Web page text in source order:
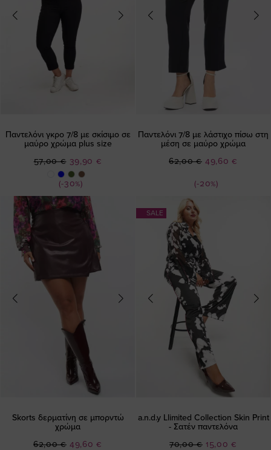
Παντελόνι γκρο 7/8 με σκίσιμο σε
μαύρο χρώμα plus size
(-30%)
Ειδική
Τιμή
39,90 €
57,00 €
Παντελόνι 7/8 με λάστιχο πίσω στη
μέση σε μαύρο χρώμα
(-20%)
Ειδική
49,60 €
62,00 €
Skorts δερματίνη σε μπορντώ
χρώμα
Ειδική
49,60 €
62,00 €
SALE
a.n.d.y Llimited Collection Skin Print
- Σατέν παντελόνα
Ειδική
15,00 €
70,00 €